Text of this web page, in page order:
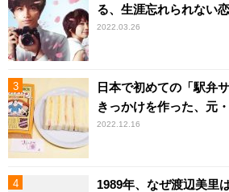
る、生涯忘れられない恋
2022.03.26
日本で初めての「駅弁
きっかけを作った、元
2022.12.16
1989年、なぜ渡辺美里